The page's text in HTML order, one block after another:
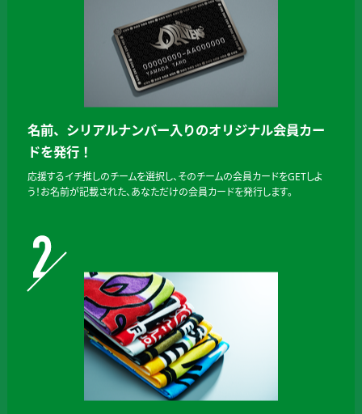
名前、シリアルナンバー入りのオリジナル会員カー
ドを発行！
応援するイチ推しのチームを選択し、そのチームの会員カードをGETしよ
う！お名前が記載された、あなただけの会員カードを発行します。